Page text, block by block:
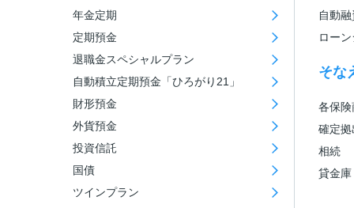
年金定期
定期預金
退職金スペシャルプラン
自動積立定期預金「ひろがり21」
財形預金
外貨預金
投資信託
国債
ツインプラン
自動
ロー
そな
各保
確定
相続
貸金庫